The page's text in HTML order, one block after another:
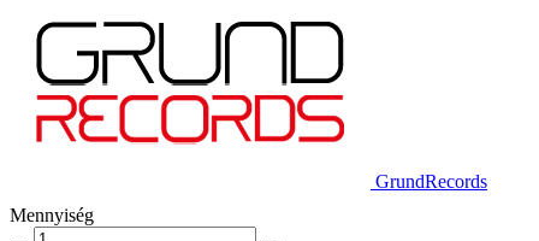
GrundRecords
Mennyiség